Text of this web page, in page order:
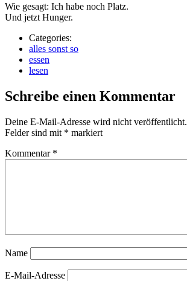
Wie gesagt: Ich habe noch Platz.
Und jetzt Hunger.
Categories:
alles sonst so
essen
lesen
Schreibe einen Kommentar
Deine E-Mail-Adresse wird nicht veröffentlicht.
Felder sind mit * markiert
Kommentar *
Name
E-Mail-Adresse